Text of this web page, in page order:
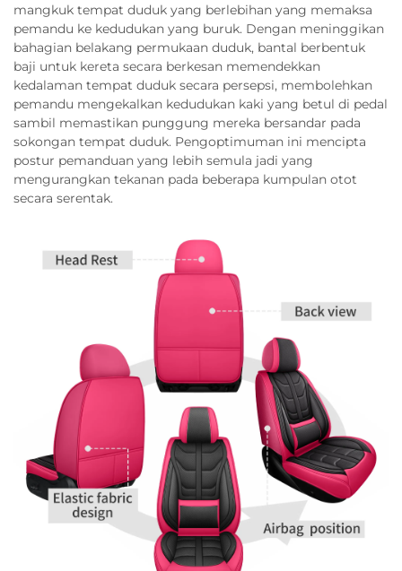
mangkuk tempat duduk yang berlebihan yang memaksa
pemandu ke kedudukan yang buruk. Dengan meninggikan
bahagian belakang permukaan duduk, bantal berbentuk
baji untuk kereta secara berkesan memendekkan
kedalaman tempat duduk secara persepsi, membolehkan
pemandu mengekalkan kedudukan kaki yang betul di pedal
sambil memastikan punggung mereka bersandar pada
sokongan tempat duduk. Pengoptimuman ini mencipta
postur pemanduan yang lebih semula jadi yang
mengurangkan tekanan pada beberapa kumpulan otot
secara serentak.